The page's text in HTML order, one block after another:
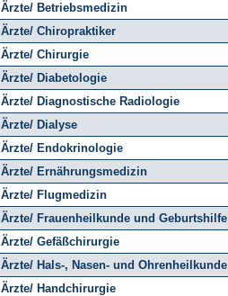
Ärzte/ Betriebsmedizin
Ärzte/ Chiropraktiker
Ärzte/ Chirurgie
Ärzte/ Diabetologie
Ärzte/ Diagnostische Radiologie
Ärzte/ Dialyse
Ärzte/ Endokrinologie
Ärzte/ Ernährungsmedizin
Ärzte/ Flugmedizin
Ärzte/ Frauenheilkunde und Geburtshilfe
Ärzte/ Gefäßchirurgie
Ärzte/ Hals-, Nasen- und Ohrenheilkunde
Ärzte/ Handchirurgie